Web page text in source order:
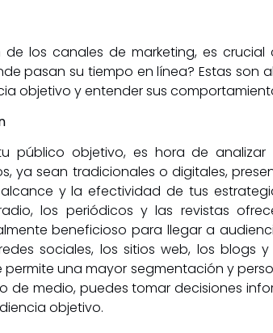
de los canales de marketing, es
pasan su tiempo en línea? Estas
objetivo y entender sus
público objetivo, es hora de
ya sean tradicionales o digitales,
y la efectividad de tus
los periódicos y las revistas
beneficioso para llegar a
sociales, los sitios web, los blogs
una mayor segmentación y
medio, puedes tomar decisiones
objetivo.